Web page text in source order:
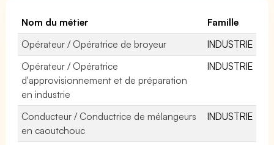
Nom du métier
Famille
Opérateur / Opératrice de broyeur
INDUSTRIE
Opérateur / Opératrice
d'approvisionnement et de préparation
en industrie
INDUSTRIE
Conducteur / Conductrice de mélangeurs
en caoutchouc
INDUSTRIE